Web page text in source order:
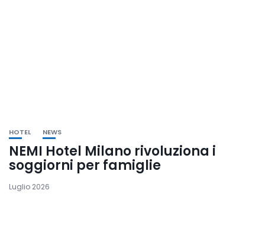
HOTEL NEWS
NEMI Hotel Milano rivoluziona i
soggiorni per famiglie
Luglio 2026